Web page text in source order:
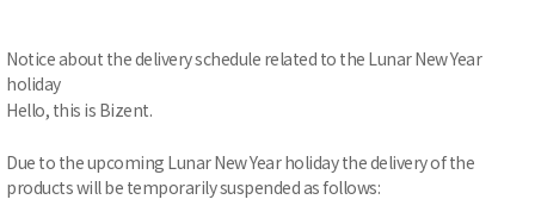
Notice about the delivery schedule related to the Lunar New Year
holiday
Hello, this is Bizent.
Due to the upcoming Lunar New Year holiday the delivery of the
products will be temporarily suspended as follows: